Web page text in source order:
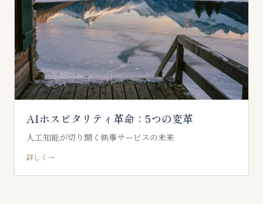
AIホスピタリティ革命：5つの変革
人工知能が切り開く執事サービスの未来
詳しく →